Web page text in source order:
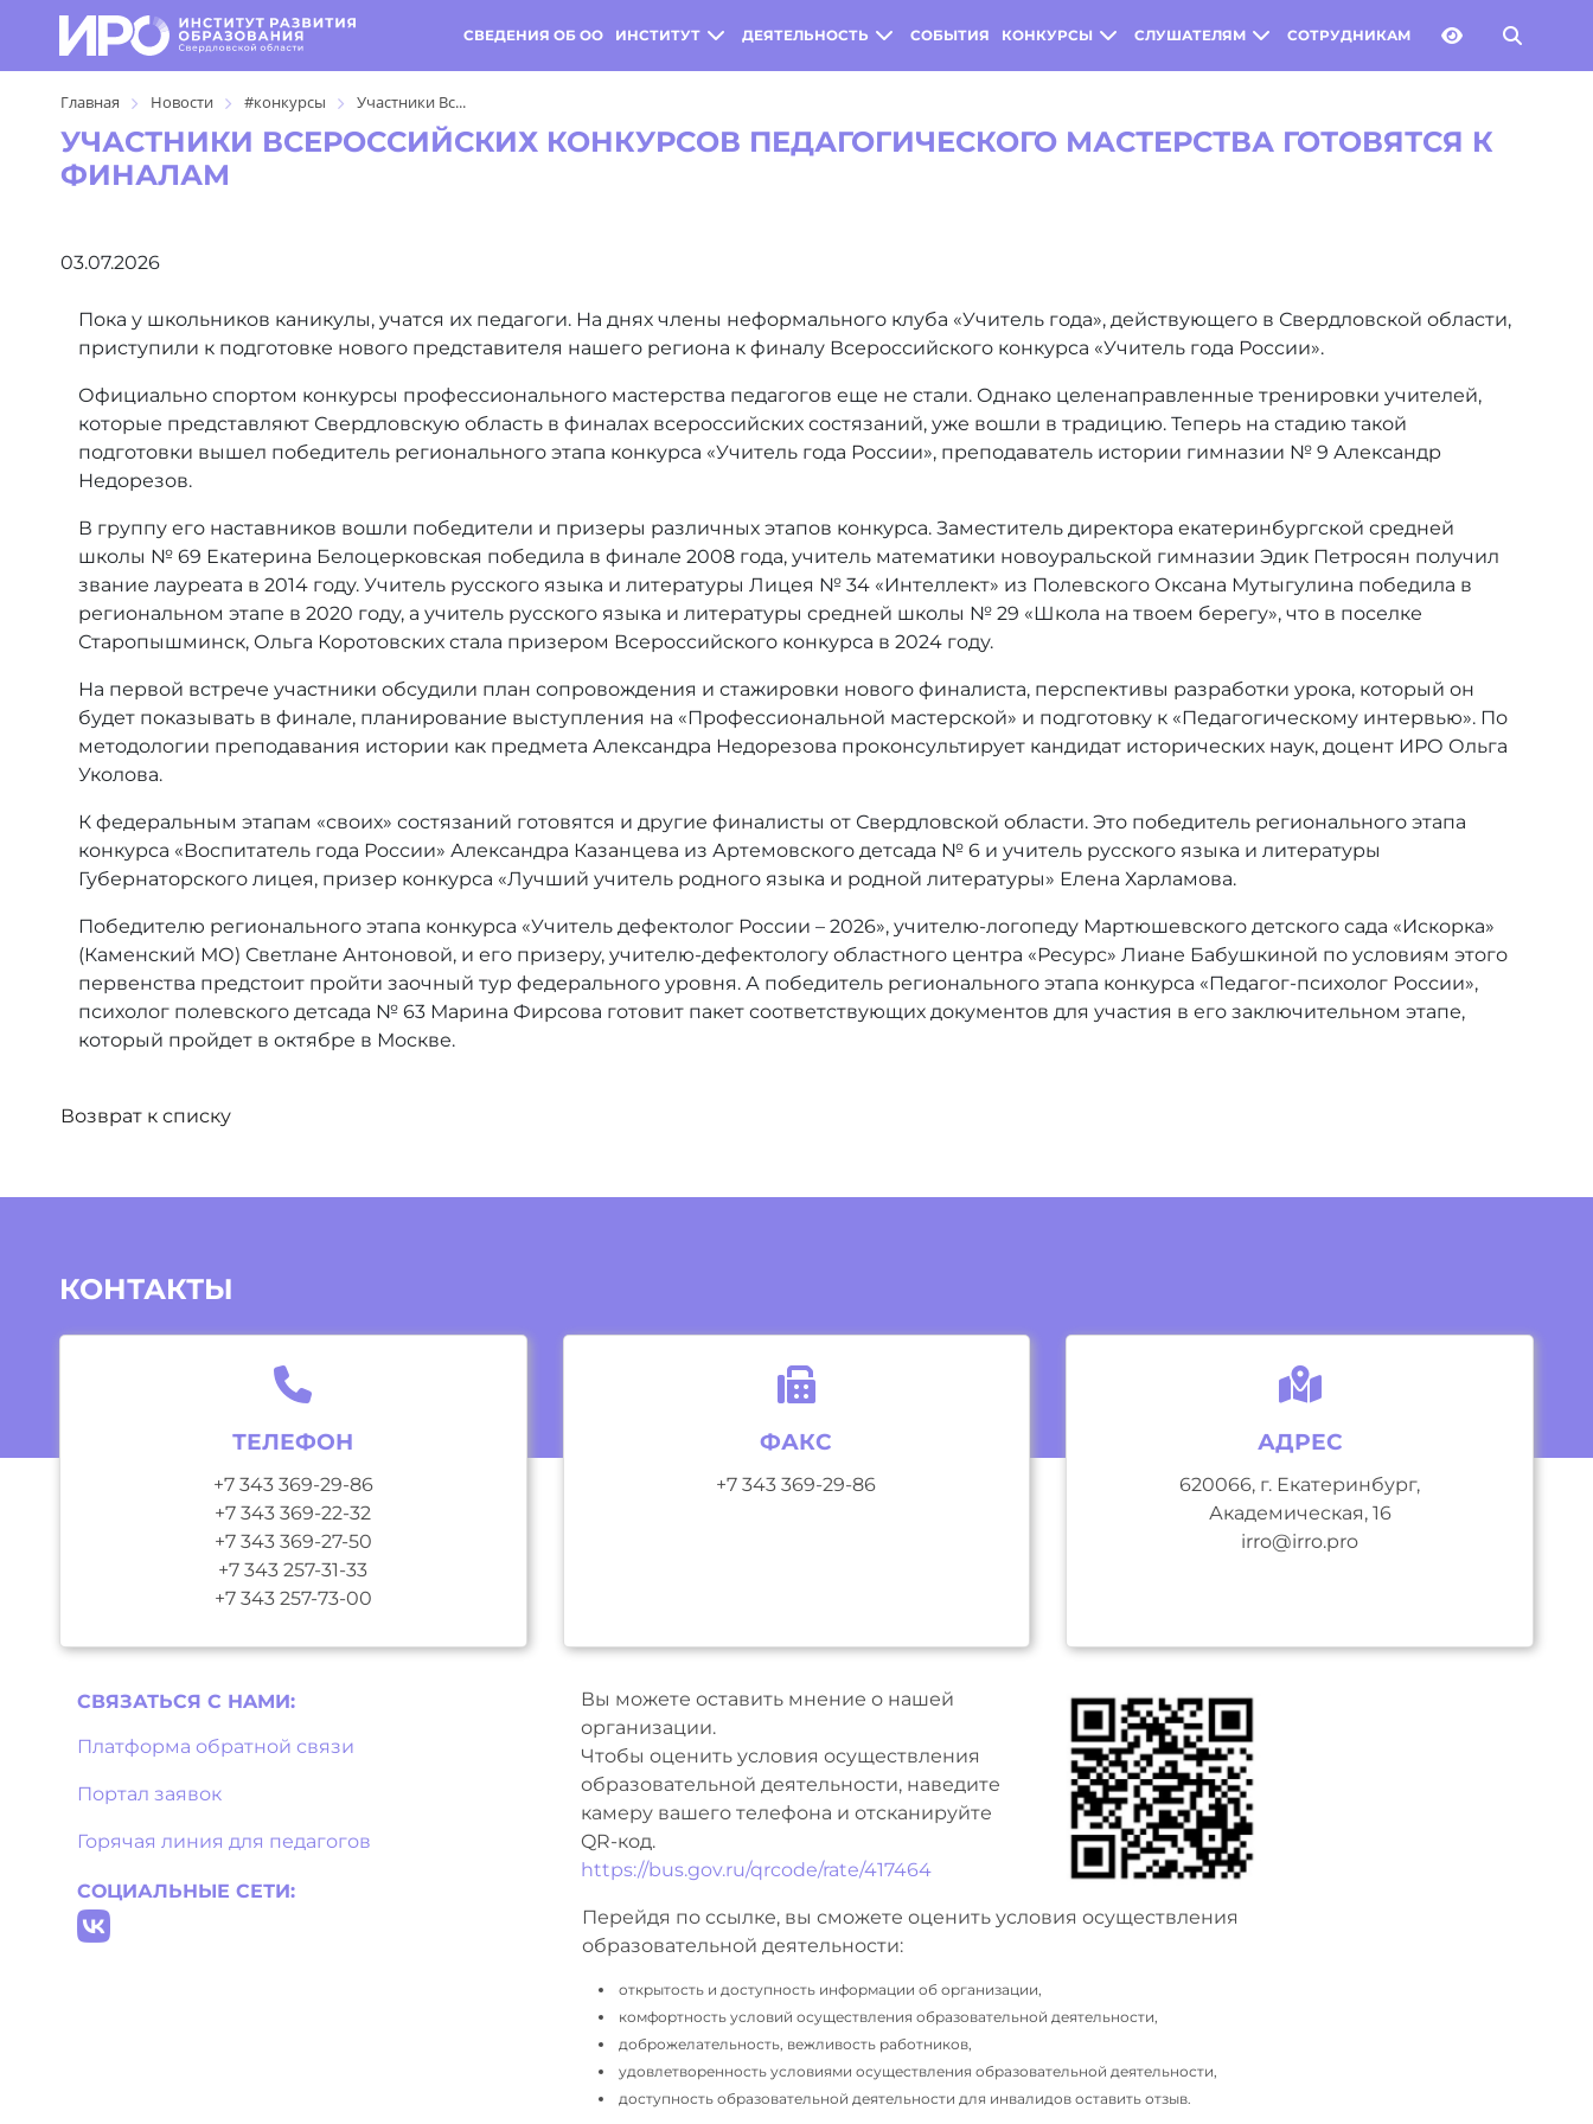
СВЕДЕНИЯ ОБ ОО ИНСТИТУТ ДЕЯТЕЛЬНОСТЬ СОБЫТИЯ КОНКУРСЫ СЛУШАТЕЛЯМ СОТРУДНИКАМ
Главная Новости #конкурсы Участники Вс...
УЧАСТНИКИ ВСЕРОССИЙСКИХ КОНКУРСОВ ПЕДАГОГИЧЕСКОГО МАСТЕРСТВА ГОТОВЯТСЯ К
ФИНАЛАМ
03.07.2026
Пока у школьников каникулы, учатся их педагоги. На днях члены неформального клуба «Учитель года», действующего в Свердловской области,
приступили к подготовке нового представителя нашего региона к финалу Всероссийского конкурса «Учитель года России».
Официально спортом конкурсы профессионального мастерства педагогов еще не стали. Однако целенаправленные тренировки учителей,
которые представляют Свердловскую область в финалах всероссийских состязаний, уже вошли в традицию. Теперь на стадию такой
подготовки вышел победитель регионального этапа конкурса «Учитель года России», преподаватель истории гимназии № 9 Александр
Недорезов.
В группу его наставников вошли победители и призеры различных этапов конкурса. Заместитель директора екатеринбургской средней
школы № 69 Екатерина Белоцерковская победила в финале 2008 года, учитель математики новоуральской гимназии Эдик Петросян получил
звание лауреата в 2014 году. Учитель русского языка и литературы Лицея № 34 «Интеллект» из Полевского Оксана Мутыгулина победила в
региональном этапе в 2020 году, а учитель русского языка и литературы средней школы № 29 «Школа на твоем берегу», что в поселке
Старопышминск, Ольга Коротовских стала призером Всероссийского конкурса в 2024 году.
На первой встрече участники обсудили план сопровождения и стажировки нового финалиста, перспективы разработки урока, который он
будет показывать в финале, планирование выступления на «Профессиональной мастерской» и подготовку к «Педагогическому интервью». По
методологии преподавания истории как предмета Александра Недорезова проконсультирует кандидат исторических наук, доцент ИРО Ольга
Уколова.
К федеральным этапам «своих» состязаний готовятся и другие финалисты от Свердловской области. Это победитель регионального этапа
конкурса «Воспитатель года России» Александра Казанцева из Артемовского детсада № 6 и учитель русского языка и литературы
Губернаторского лицея, призер конкурса «Лучший учитель родного языка и родной литературы» Елена Харламова.
Победителю регионального этапа конкурса «Учитель дефектолог России – 2026», учителю-логопеду Мартюшевского детского сада «Искорка»
(Каменский МО) Светлане Антоновой, и его призеру, учителю-дефектологу областного центра «Ресурс» Лиане Бабушкиной по условиям этого
первенства предстоит пройти заочный тур федерального уровня. А победитель регионального этапа конкурса «Педагог-психолог России»,
психолог полевского детсада № 63 Марина Фирсова готовит пакет соответствующих документов для участия в его заключительном этапе,
который пройдет в октябре в Москве.
Возврат к списку
КОНТАКТЫ
ТЕЛЕФОН
+7 343 369-29-86
+7 343 369-22-32
+7 343 369-27-50
+7 343 257-31-33
+7 343 257-73-00
ФАКС
+7 343 369-29-86
АДРЕС
620066, г. Екатеринбург,
Академическая, 16
irro@irro.pro
СВЯЗАТЬСЯ С НAМИ:
Платформа обратной связи
Портал заявок
Горячая линия для педагогов
СОЦИАЛЬНЫЕ СЕТИ:
Вы можете оставить мнение о нашей
организации.
Чтобы оценить условия осуществления
образовательной деятельности, наведите
камеру вашего телефона и отсканируйте
QR-код.
https://bus.gov.ru/qrcode/rate/417464
Перейдя по ссылке, вы сможете оценить условия осуществления
образовательной деятельности:
открытость и доступность информации об организации,
комфортность условий осуществления образовательной деятельности,
доброжелательность, вежливость работников,
удовлетворенность условиями осуществления образовательной деятельности,
доступность образовательной деятельности для инвалидов оставить отзыв.